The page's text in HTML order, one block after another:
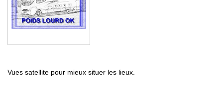
Vues satellite pour mieux situer les lieux.